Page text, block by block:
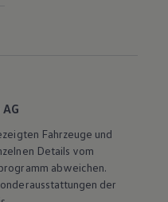
Fahrzeuge und
Details vom
abweichen.
der